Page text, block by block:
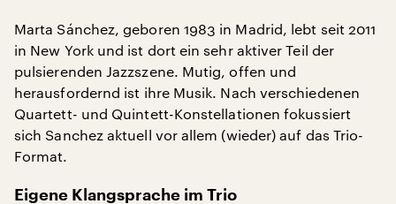
Marta Sánchez, geboren 1983 in Madrid, lebt seit 2011
in New York und ist dort ein sehr aktiver Teil der
pulsierenden Jazzszene. Mutig, offen und
herausfordernd ist ihre Musik. Nach verschiedenen
Quartett- und Quintett-Konstellationen fokussiert
sich Sanchez aktuell vor allem (wieder) auf das Trio-
Format.
Eigene Klangsprache im Trio